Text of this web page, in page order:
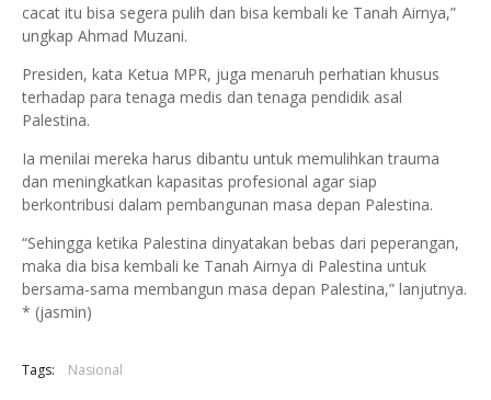
cacat itu bisa segera pulih dan bisa kembali ke Tanah Airnya,”
ungkap Ahmad Muzani.
Presiden, kata Ketua MPR, juga menaruh perhatian khusus
terhadap para tenaga medis dan tenaga pendidik asal
Palestina.
Ia menilai mereka harus dibantu untuk memulihkan trauma
dan meningkatkan kapasitas profesional agar siap
berkontribusi dalam pembangunan masa depan Palestina.
“Sehingga ketika Palestina dinyatakan bebas dari peperangan,
maka dia bisa kembali ke Tanah Airnya di Palestina untuk
bersama-sama membangun masa depan Palestina,” lanjutnya.
* (jasmin)
Tags: Nasional